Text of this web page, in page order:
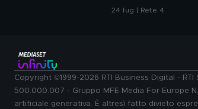
24 lug | Rete 4
Copyright ©1999-2026 RTI Business Digital -
500.000.007 - Gruppo MFE Media For Europe
artificiale generativa. È altresì fatto divieto